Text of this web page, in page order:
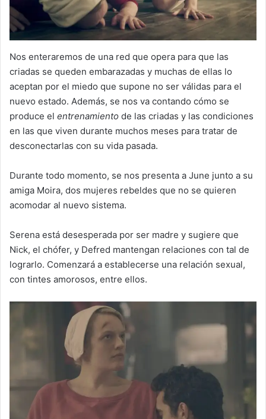
Nos enteraremos de una red que opera para que las
criadas se queden embarazadas y muchas de ellas lo
aceptan por el miedo que supone no ser válidas para el
nuevo estado. Además, se nos va contando cómo se
produce el entrenamiento de las criadas y las condiciones
en las que viven durante muchos meses para tratar de
desconectarlas con su vida pasada.
Durante todo momento, se nos presenta a June junto a su
amiga Moira, dos mujeres rebeldes que no se quieren
acomodar al nuevo sistema.
Serena está desesperada por ser madre y sugiere que
Nick, el chófer, y Defred mantengan relaciones con tal de
lograrlo. Comenzará a establecerse una relación sexual,
con tintes amorosos, entre ellos.